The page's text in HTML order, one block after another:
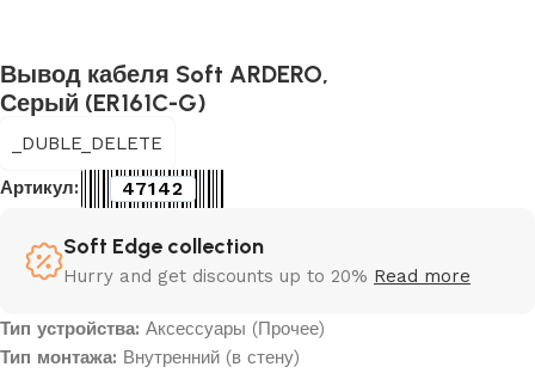
Вывод кабеля Soft ARDERO,
Серый (ER161C-G)
_DUBLE_DELETE
Артикул: 47142
Soft Edge collection
Hurry and get discounts up to 20% Read more
Тип устройства: Аксессуары (Прочее)
Тип монтажа: Внутренний (в стену)